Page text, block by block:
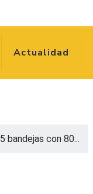
Actualidad
bandejas con 80...